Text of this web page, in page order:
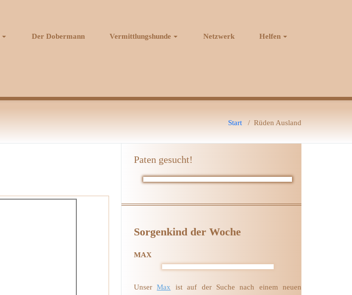
Der Dobermann Vermittlungshunde Netzwerk Helfen
Start / Rüden Ausland
Paten gesucht!
Sorgenkind der Woche
MAX
UnserMax ist auf der Suche nach einem neuen